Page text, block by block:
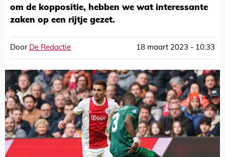
om de koppositie, hebben we wat interessante
zaken op een rijtje gezet.
Door De Redactie 18 maart 2023 - 10:33